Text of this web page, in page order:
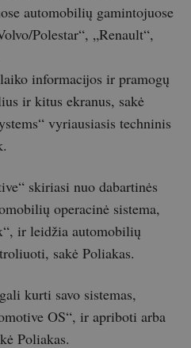
automobilių gamintojuose
Polestar“, „Renault“,
informacijos ir pramogų
ir kitus ekranus, sakė
vyriausiasis techninis
skiriasi nuo dabartinės
operacinė sistema,
ir leidžia automobilių
sakė Poliakas.
kurti savo sistemas,
OS“, ir apriboti arba
Poliakas.